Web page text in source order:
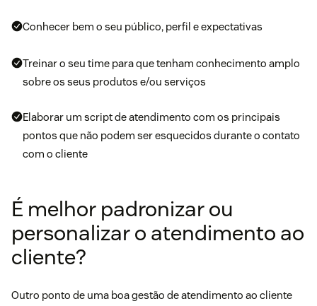
Conhecer bem o seu público, perfil e expectativas
Treinar o seu time para que tenham conhecimento amplo
sobre os seus produtos e/ou serviços
Elaborar um script de atendimento com os principais
pontos que não podem ser esquecidos durante o contato
com o cliente
É melhor padronizar ou
personalizar o atendimento ao
cliente?
Outro ponto de uma boa gestão de atendimento ao cliente